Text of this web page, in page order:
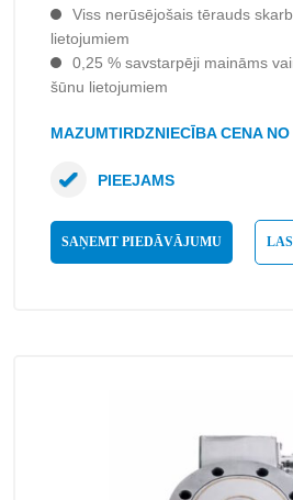
Viss nerūsējošais tērauds
lietojumiem
0,25 % savstarpēji maināms
šūnu lietojumiem
MAZUMTIRDZNIECĪBA CENA
SAŅEMT PIEDĀVĀJUMU
PIEEJAMS